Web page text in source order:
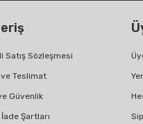
Satış Sözleşmesi
Teslimat
Güvenlik
Şartları